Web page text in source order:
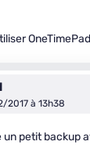
2017 à 13h38
un petit backup